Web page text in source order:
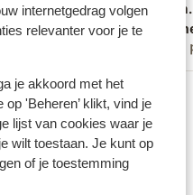
internetgedrag volgen
relevanter voor je te
je akkoord met het
'Beheren’ klikt, vind je
lijst van cookies waar je
wilt toestaan. Je kunt op
of je toestemming
ruimtes
de zee. We
met de
ruim...meer
vinden.
vinden.